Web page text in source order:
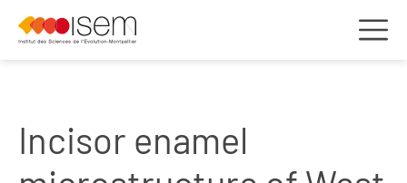
Incisor enamel